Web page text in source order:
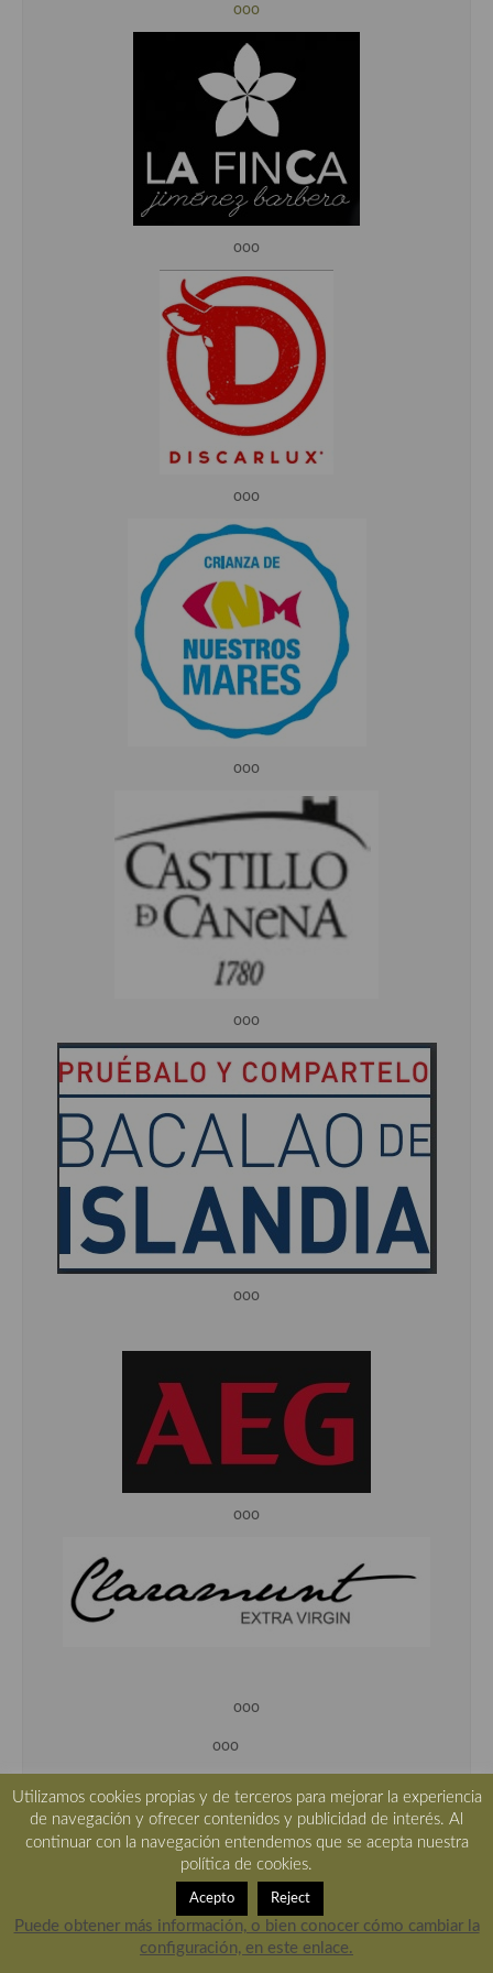
ooo
ooo
ooo
ooo
ooo
ooo
ooo
ooo
ooo
Utilizamos cookies propias y de terceros para mejorar la experiencia
de navegación y ofrecer contenidos y publicidad de interés. Al
continuar con la navegación entendemos que se acepta nuestra
política de cookies.
Acepto Reject
Puede obtener más información, o bien conocer cómo cambiar la
configuración, en este enlace.